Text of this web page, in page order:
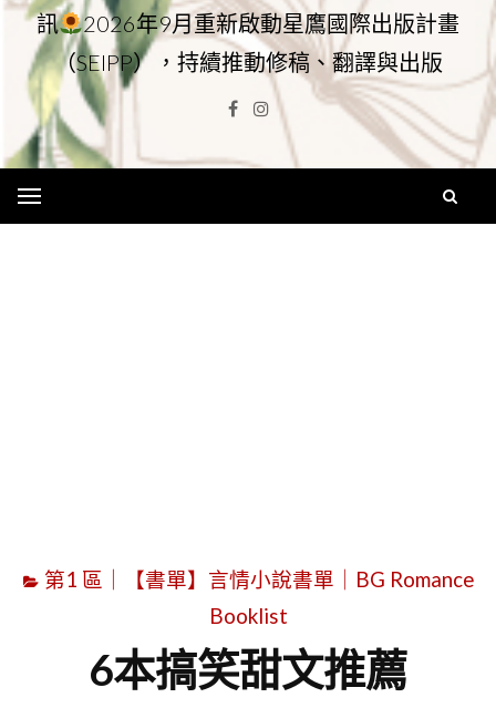
訊
2026年9月重新啟動星鷹國際出版計畫
（SEIPP），持續推動修稿、翻譯與出版
Facebook
Instagram
第1 區｜【書單】言情小說書單｜BG Romance
Booklist
6本搞笑甜文推薦